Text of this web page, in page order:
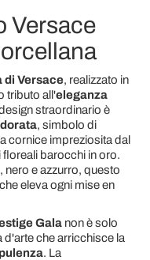
Versace
di Versace, realizzato in
tributo all'eleganza
straordinario è
, simbolo di
cornice impreziosita dal
barocchi in oro.
nero e azzurro, questo
eleva ogni mise en
Galanon è solo
d'arte che arricchisce la
. La